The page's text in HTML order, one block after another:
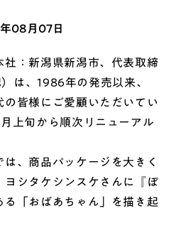
08月07日
：新潟県新潟市、代表取締
は、1986年の発売以来、
の皆様にご愛顧いただいてい
上旬から順次リニューアル
、商品パッケージを大きく
ヨシタケシンスケさんに『ぽ
る「おばあちゃん」を描き起